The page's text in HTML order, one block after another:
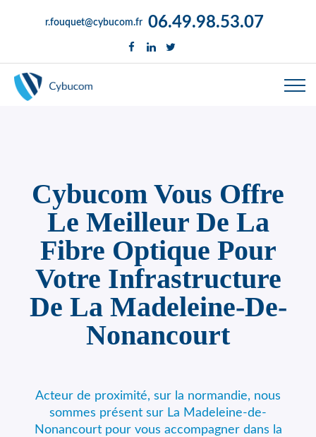
r.fouquet@cybucom.fr 06.49.98.53.07
Cybucom Vous Offre
Le Meilleur De La
Fibre Optique Pour
Votre Infrastructure
De La Madeleine-De-
Nonancourt
Acteur de proximité, sur la normandie, nous
sommes présent sur La Madeleine-de-
Nonancourt pour vous accompagner dans la